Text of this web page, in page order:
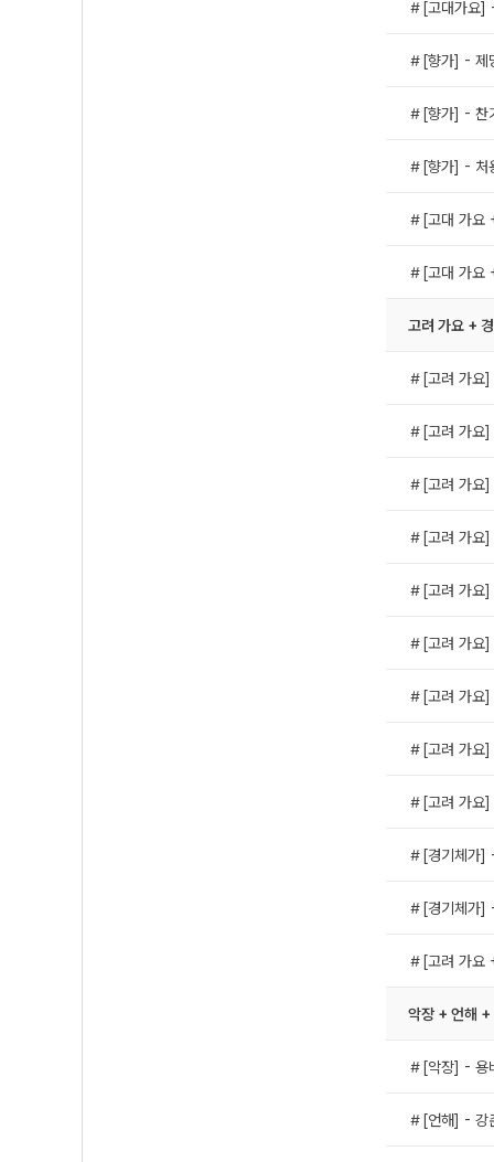
＃[고대가요]
＃[향가] - 제
＃[향가] - 찬
＃[향가] - 처
＃[고대 가요
＃[고대 가요
고려 가요 +
＃[고려 가요
＃[고려 가
＃[고려 가
＃[고려 가요
＃[고려 가
＃[고려 가
＃[고려 가
＃[고려 가
＃[고려 가요
＃[경기체가
＃[경기체가
＃[고려 가요
악장 + 언해 +
＃[악장] - 용
＃[언해] - 강